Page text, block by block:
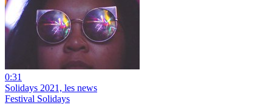
0:31
Solidays 2021, les news
Festival Solidays